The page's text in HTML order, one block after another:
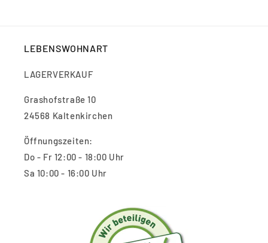
LEBENSWOHNART
LAGERVERKAUF
Grashofstraße 10
24568 Kaltenkirchen
Öffnungszeiten:
Do - Fr 12:00 - 18:00 Uhr
Sa 10:00 - 16:00 Uhr